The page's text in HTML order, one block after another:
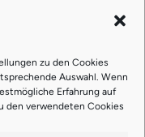
zu den Cookies
Auswahl. Wenn
Erfahrung auf
den verwendeten Cookies
im